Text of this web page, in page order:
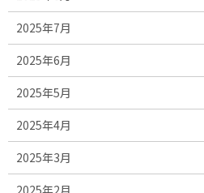
2025年7月
2025年6月
2025年5月
2025年4月
2025年3月
2025年2月